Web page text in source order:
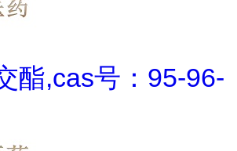
酯,cas号：95-96-